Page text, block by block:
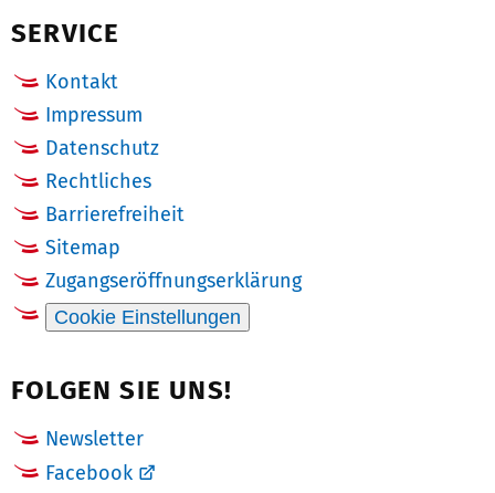
SERVICE
Kontakt
Impressum
Datenschutz
Rechtliches
Barrierefreiheit
Sitemap
Zugangseröffnungserklärung
Cookie Einstellungen
FOLGEN SIE UNS!
Newsletter
Facebook